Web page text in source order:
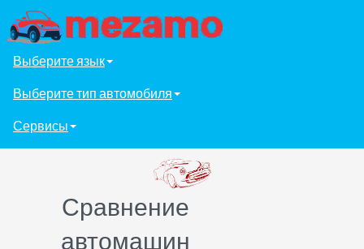
Выберите язык
Выберите тип автомобиля
Сервисы
Сравнение
автомашин